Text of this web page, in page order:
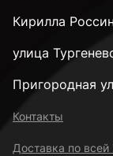
Кирилла
улица
Пригородная
Контакты
Доставка по всей